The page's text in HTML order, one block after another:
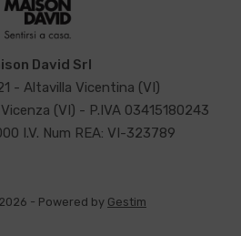
David Srl
- Altavilla Vicentina (VI)
(VI) - P.IVA 03415180243
I.V. Num REA: VI-323789
- Powered by Gestim